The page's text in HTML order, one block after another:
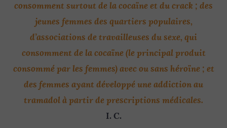
consomment surtout de la cocaïne et du crack ; des
jeunes femmes des quartiers populaires,
d’associations de travailleuses du sexe, qui
consomment de la cocaïne (le principal produit
consommé par les femmes) avec ou sans héroïne ; et
des femmes ayant développé une addiction au
tramadol à partir de prescriptions médicales.
I. C.